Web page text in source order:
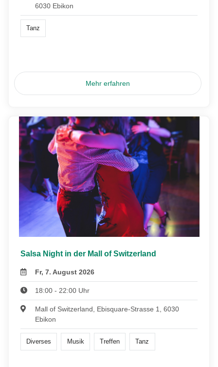
6030 Ebikon
Tanz
Mehr erfahren
Salsa Night in der Mall of Switzerland
Fr, 7. August 2026
18:00 - 22:00 Uhr
Mall of Switzerland, Ebisquare-Strasse 1, 6030
Ebikon
Diverses Musik Treffen Tanz